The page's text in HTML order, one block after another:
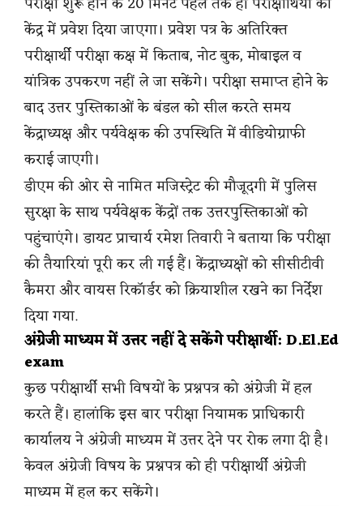
केंद्र में प्रवेश दिया जाएगा। प्रवेश पत्र के अतिरिक्त
परीक्षार्थी परीक्षा कक्ष में किताब, नोट बुक, मोबाइल व
यांत्रिक उपकरण नहीं ले जा सकेंगे। परीक्षा समाप्त होने के
बाद उत्तर पुस्तिकाओं के बंडल को सील करते समय
केंद्राध्यक्ष और पर्यवेक्षक की उपस्थिति में वीडियोग्राफी
कराई जाएगी।
डीएम की ओर से नामित मजिस्ट्रेट की मौजूदगी में पुलिस
सुरक्षा के साथ पर्यवेक्षक केंद्रों तक उत्तरपुस्तिकाओं को
पहुंचाएंगे। डायट प्राचार्य रमेश तिवारी ने बताया कि परीक्षा
की तैयारियां पूरी कर ली गई हैं। केंद्राध्यक्षों को सीसीटीवी
कैमरा और वायस रिकॉर्डर को क्रियाशील रखने का निर्देश
दिया गया.
अंग्रेजी माध्यम में उत्तर नहीं दे सकेंगे परीक्षार्थी: D.El.Ed
exam
कुछ परीक्षार्थी सभी विषयों के प्रश्नपत्र को अंग्रेजी में हल
करते हैं। हालांकि इस बार परीक्षा नियामक प्राधिकारी
कार्यालय ने अंग्रेजी माध्यम में उत्तर देने पर रोक लगा दी है।
केवल अंग्रेजी विषय के प्रश्नपत्र को ही परीक्षार्थी अंग्रेजी
माध्यम में हल कर सकेंगे।